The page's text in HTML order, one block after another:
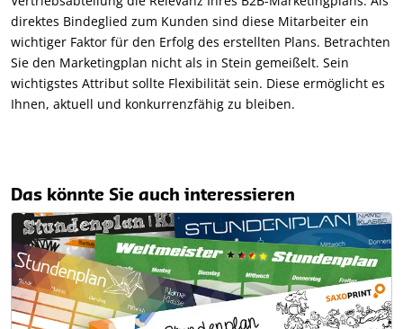
direktes Bindeglied zum Kunden sind diese Mitarbeiter ein
wichtiger Faktor für den Erfolg des erstellten Plans. Betrachten
Sie den Marketingplan nicht als in Stein gemeißelt. Sein
wichtigstes Attribut sollte Flexibilität sein. Diese ermöglicht es
Ihnen, aktuell und konkurrenzfähig zu bleiben.
Das könnte Sie auch interessieren